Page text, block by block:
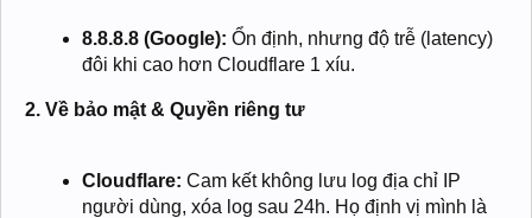
8.8.8.8 (Google): Ổn định, nhưng độ trễ (latency)
đôi khi cao hơn Cloudflare 1 xíu.
2. Về bảo mật & Quyền riêng tư
Cloudflare: Cam kết không lưu log địa chỉ IP
người dùng, xóa log sau 24h. Họ định vị mình là